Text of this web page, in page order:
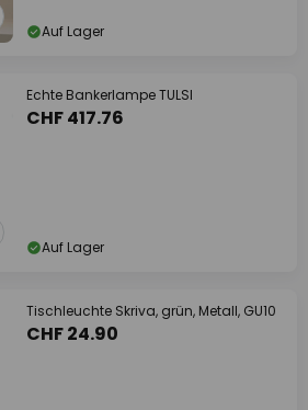
Auf Lager
Echte Bankerlampe TULSI
CHF 417.76
Auf Lager
Tischleuchte Skriva, grün, Metall, GU10
CHF 24.90